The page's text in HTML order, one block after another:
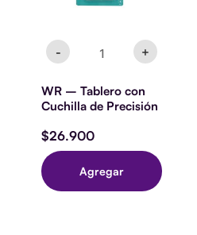
- +
WR – Tablero con
Cuchilla de Precisión
$26.900
Agregar